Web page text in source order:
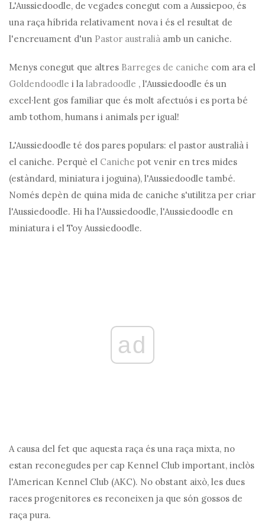
L'Aussiedoodle, de vegades conegut com a Aussiepoo, és
una raça híbrida relativament nova i és el resultat de
l'encreuament d'un Pastor australià amb un caniche.
Menys conegut que altres Barreges de caniche com ara el
Goldendoodle i la labradoodle , l'Aussiedoodle és un
excel·lent gos familiar que és molt afectuós i es porta bé
amb tothom, humans i animals per igual!
L'Aussiedoodle té dos pares populars: el pastor australià i
el caniche. Perquè el Caniche pot venir en tres mides
(estàndard, miniatura i joguina), l'Aussiedoodle també.
Només depèn de quina mida de caniche s'utilitza per criar
l'Aussiedoodle. Hi ha l'Aussiedoodle, l'Aussiedoodle en
miniatura i el Toy Aussiedoodle.
ad
A causa del fet que aquesta raça és una raça mixta, no
estan reconegudes per cap Kennel Club important, inclòs
l'American Kennel Club (AKC). No obstant això, les dues
races progenitores es reconeixen ja que són gossos de
raça pura.